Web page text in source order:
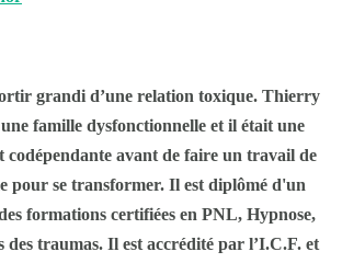
grandi d’une relation toxique. Thierry
famille dysfonctionnelle et il était une
codépendante avant de faire un travail de
pour se transformer. Il est diplômé d'un
formations certifiées en PNL, Hypnose,
traumas. Il est accrédité par l’I.C.F. et